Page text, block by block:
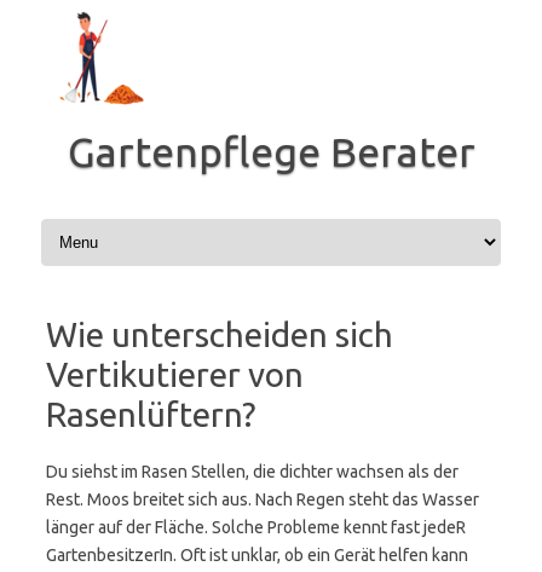
springen
Gartenpflege Berater
Wie unterscheiden sich
Vertikutierer von
Rasenlüftern?
Du siehst im Rasen Stellen, die dichter wachsen als der
Rest. Moos breitet sich aus. Nach Regen steht das Wasser
länger auf der Fläche. Solche Probleme kennt fast jedeR
GartenbesitzerIn. Oft ist unklar, ob ein Gerät helfen kann